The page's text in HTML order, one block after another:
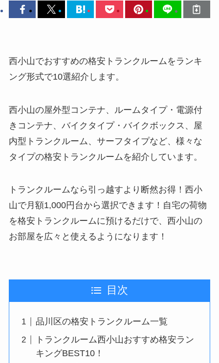
西小山でおすすめの格安トランクルームをランキ
ング形式で10選紹介します。
西小山の屋外型コンテナ、ルームタイプ・電源付
きコンテナ、バイクタイプ・バイクボックス、屋
内型トランクルーム、サーフタイプなど、様々な
タイプの格安トランクルームを紹介しています。
トランクルームなら引っ越すより断然お得！西小
山で月額1,000円台から選択できます！自宅の荷物
を格安トランクルームに預けるだけで、西小山の
お部屋を広々と使えるようになります！
目次
品川区の格安トランクルーム一覧
トランクルーム西小山おすすめ格安ラン
キングBEST10！